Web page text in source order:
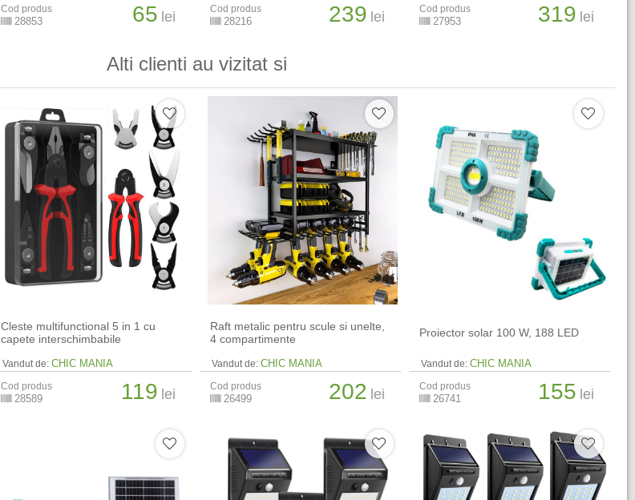
Cod produs
28853 65 lei Cod produs
28216 239 lei Cod produs
27953 319 lei
Alti clienti au vizitat si
Cleste multifunctional 5 in 1 cu
capete interschimbabile
Vandut de: CHIC MANIA
Cod produs
28589 119 lei
Raft metalic pentru scule si unelte,
4 compartimente
Vandut de: CHIC MANIA
Cod produs
26499 202 lei
Proiector solar 100 W, 188 LED
Vandut de: CHIC MANIA
Cod produs
26741 155 lei